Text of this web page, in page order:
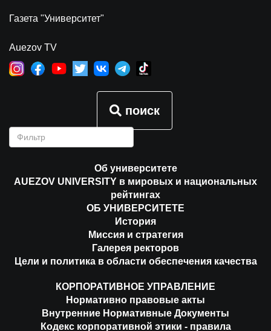
Газета "Университет"
Auezov TV
поиск
Об университете
AUEZOV UNIVERSITY в мировых и национальных
рейтингах
ОБ УНИВЕРСИТЕТЕ
История
Миссия и стратегия
Галерея ректоров
Цели и политика в области обеспечения качества
КОРПОРАТИВНОЕ УПРАВЛЕНИЕ
Нормативно правовые акты
Внутренние Нормативные Документы
Кодекс корпоративной этики - правила